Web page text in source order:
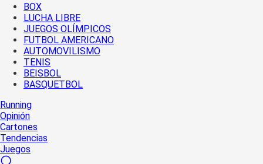
BOX
LUCHA LIBRE
JUEGOS OLÍMPICOS
FUTBOL AMERICANO
AUTOMOVILISMO
TENIS
BEISBOL
BASQUETBOL
Running
Opinión
Cartones
Tendencias
Juegos